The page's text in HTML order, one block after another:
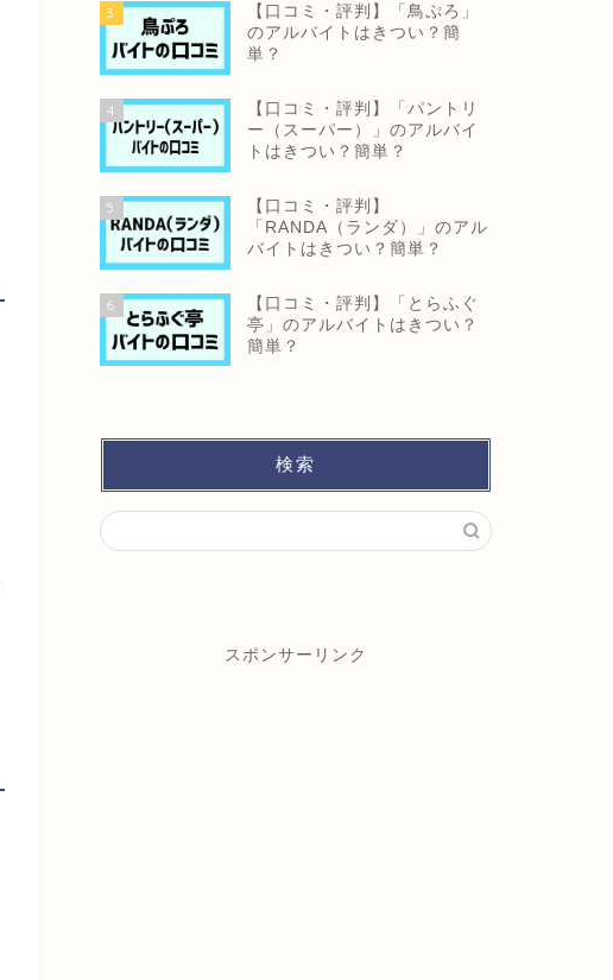
3
【口コミ・評判】「鳥ぷろ」
のアルバイトはきつい？簡
単？
4
【口コミ・評判】「パントリ
ー（スーパー）」のアルバイ
トはきつい？簡単？
5
【口コミ・評判】
「RANDA（ランダ）」のアル
バイトはきつい？簡単？
6
【口コミ・評判】「とらふぐ
亭」のアルバイトはきつい？
簡単？
検索
スポンサーリンク